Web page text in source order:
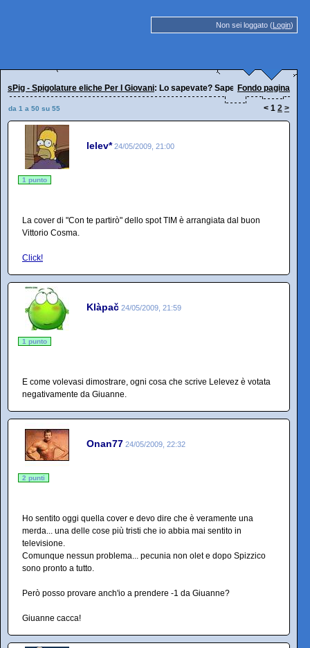
Non sei loggato (Login)
sPig - Spigolature eliche Per I Giovani: Lo sapevate? Sapevatelo!Fondo pagina
da 1 a 50 su 55 < 1 2 >
lelev* 24/05/2009, 21:00
1 punto
La cover di "Con te partirò" dello spot TIM è arrangiata dal buon
Vittorio Cosma.
Click!
Klàpač 24/05/2009, 21:59
1 punto
E come volevasi dimostrare, ogni cosa che scrive Lelevez è votata
negativamente da Giuanne.
Onan77 24/05/2009, 22:32
2 punti
Ho sentito oggi quella cover e devo dire che è veramente una
merda... una delle cose più tristi che io abbia mai sentito in
televisione.
Comunque nessun problema... pecunia non olet e dopo Spizzico
sono pronto a tutto.
Però posso provare anch'io a prendere -1 da Giuanne?
Giuanne cacca!